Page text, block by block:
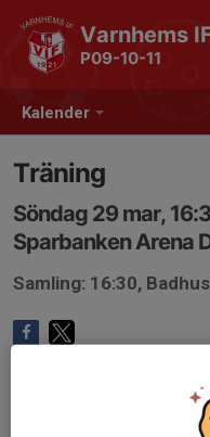
Kalender
Varnhems
P09-10-11
Träning
Söndag 29 mar,
Sparbanken Arena
Samling: 16:30,